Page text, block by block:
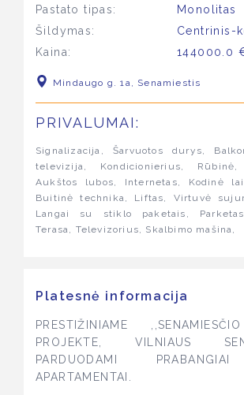
Pastato tipas:
Monolitas
Šildymas:
Centrinis-
Kaina:
144000.0
Mindaugo g. 1a, Senamiestis
PRIVALUMAI:
Signalizacija, Šarvuotos durys,
televizija, Kondicionierius,
Aukštos lubos, Internetas, Kodinė
Buitinė technika, Liftas, Virtuvė
Langai su stiklo paketais,
Terasa, Televizorius, Skalbimo mašina,
Platesnė informacija
PRESTIŽINIAME
PROJEKTE, VILNIAUS
PARDUODAMI
APARTAMENTAI.